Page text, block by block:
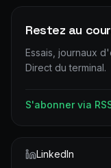
Restez au
Essais, journaux
Direct du terminal.
S'abonner via
LinkedIn